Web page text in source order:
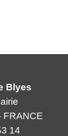
Blyes
FRANCE
14